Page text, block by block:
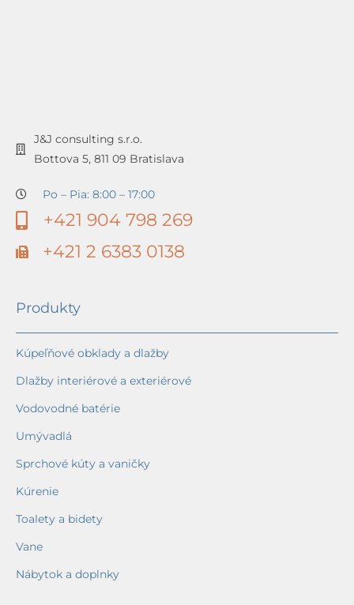
J&J consulting s.r.o.
Bottova 5, 811 09 Bratislava
Po – Pia: 8:00 – 17:00
+421 904 798 269
+421 2 6383 0138
Produkty
Kúpeľňové obklady a dlažby
Dlažby interiérové a exteriérové
Vodovodné batérie
Umývadlá
Sprchové kúty a vaničky
Kúrenie
Toalety a bidety
Vane
Nábytok a doplnky